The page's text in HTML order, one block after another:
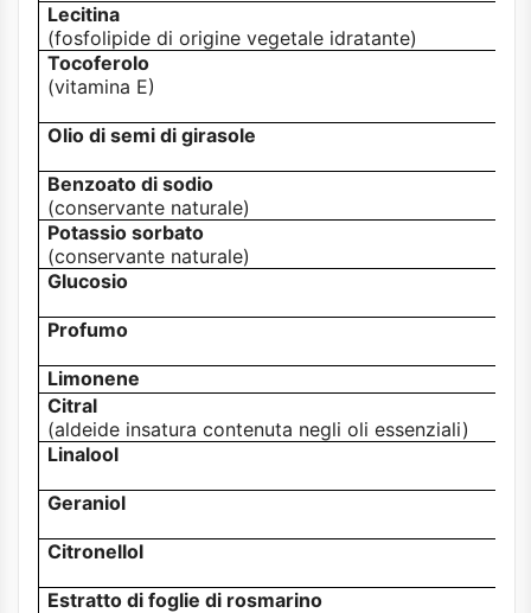
Lecitina
(fosfolipide di origine vegetale idratante)
Tocoferolo
(vitamina E)
Olio di semi di girasole
Benzoato di sodio
(conservante naturale)
Potassio sorbato
(conservante naturale)
Glucosio
Profumo
Limonene
Citral
(aldeide insatura contenuta negli oli essenziali)
Linalool
Geraniol
Citronellol
Estratto di foglie di rosmarino